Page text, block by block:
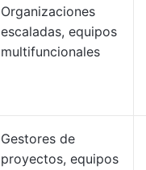
Organizaciones
escaladas, equipos
multifuncionales
Gestores de
proyectos, equipos